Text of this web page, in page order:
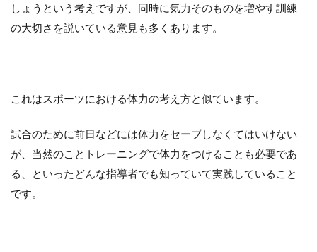
しょうという考えですが、同時に気力そのものを増やす訓練
の大切さを説いている意見も多くあります。
これはスポーツにおける体力の考え方と似ています。
試合のために前日などには体力をセーブしなくてはいけない
が、当然のことトレーニングで体力をつけることも必要であ
る、といったどんな指導者でも知っていて実践していること
です。